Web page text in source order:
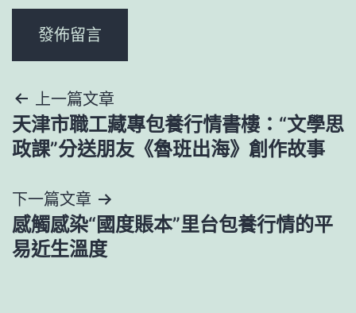
文
章
覽
上一篇文章
天津市職工藏專包養行情書樓：“文學思
政課”分送朋友《魯班出海》創作故事
下一篇文章
感觸感染“國度賬本”里台包養行情的平
易近生溫度